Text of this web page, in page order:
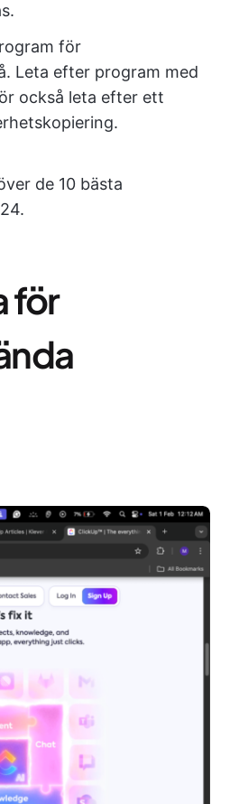
för
Leta efter program med
också leta efter ett
de 10 bästa
för